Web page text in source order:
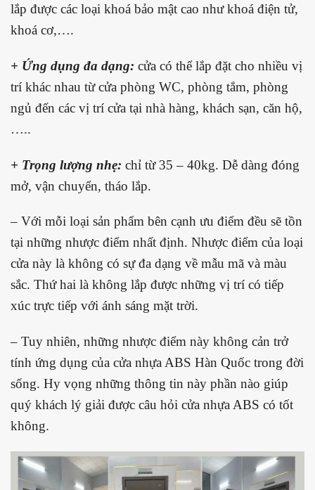
lắp được các loại khoá bảo mật cao như khoá điện tử,
khoá cơ,….
+ Ứng dụng đa dạng: cửa có thể lắp đặt cho nhiều vị
trí khác nhau từ cửa phòng WC, phòng tắm, phòng
ngủ đến các vị trí cửa tại nhà hàng, khách sạn, căn hộ,
…..
+ Trọng lượng nhẹ: chỉ từ 35 – 40kg. Dễ dàng đóng
mở, vận chuyển, tháo lắp.
– Với mỗi loại sản phẩm bên cạnh ưu điểm đều sẽ tồn
tại những nhược điểm nhất định. Nhược điểm của loại
cửa này là không có sự đa dạng về mẫu mã và màu
sắc. Thứ hai là không lắp được những vị trí có tiếp
xúc trực tiếp với ánh sáng mặt trời.
– Tuy nhiên, những nhược điểm này không cản trở
tính ứng dụng của cửa nhựa ABS Hàn Quốc trong đời
sống. Hy vọng những thông tin này phần nào giúp
quý khách lý giải được câu hỏi cửa nhựa ABS có tốt
không.